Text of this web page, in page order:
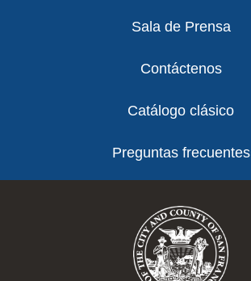
Sala de Prensa
Contáctenos
Catálogo clásico
Preguntas frecuentes